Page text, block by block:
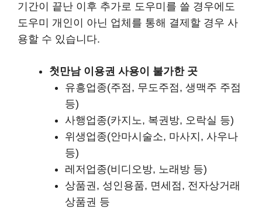
기간이 끝난 이후 추가로 도우미를 쓸 경우에도
도우미 개인이 아닌 업체를 통해 결제할 경우 사
용할 수 있습니다.
첫만남 이용권 사용이 불가한 곳
유흥업종(주점, 무도주점, 생맥주 주점
등)
사행업종(카지노, 복권방, 오락실 등)
위생업종(안마시술소, 마사지, 사우나
등)
레저업종(비디오방, 노래방 등)
상품권, 성인용품, 면세점, 전자상거래
상품권 등